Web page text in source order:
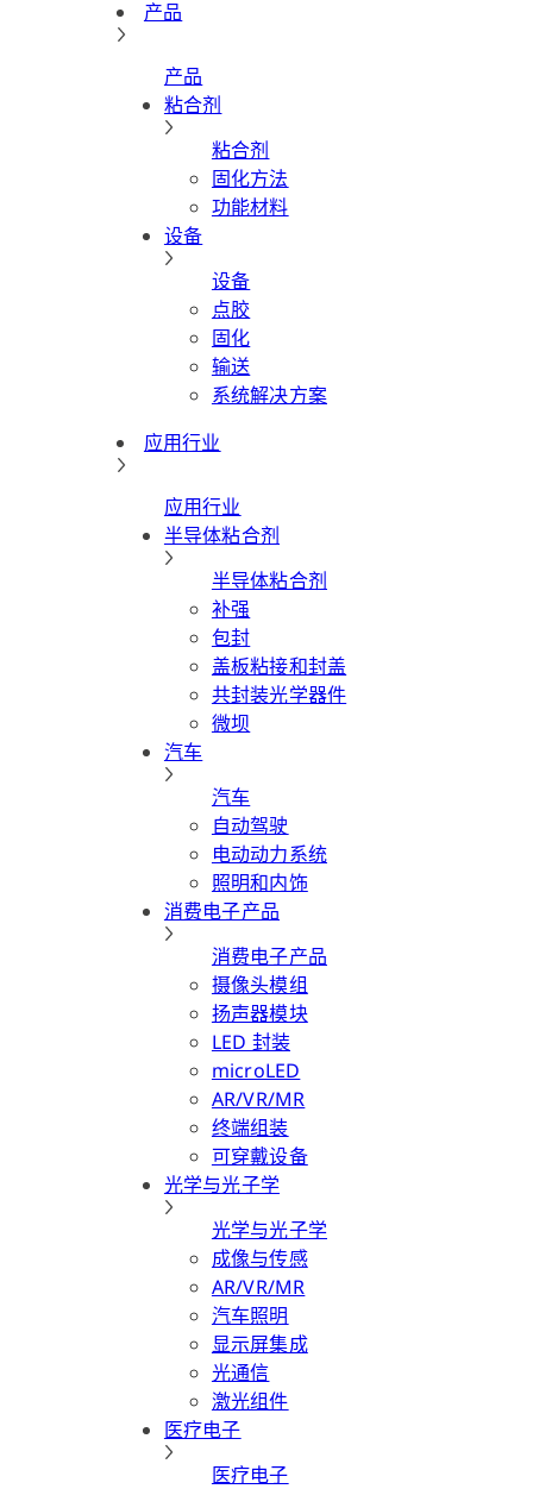
产品
产品
粘合剂
粘合剂
固化方法
功能材料
设备
设备
点胶
固化
输送
系统解决方案
应用行业
应用行业
半导体粘合剂
半导体粘合剂
补强
包封
盖板粘接和封盖
共封装光学器件
微坝
汽车
汽车
自动驾驶
电动动力系统
照明和内饰
消费电子产品
消费电子产品
摄像头模组
扬声器模块
LED 封装
microLED
AR/VR/MR
终端组装
可穿戴设备
光学与光子学
光学与光子学
成像与传感
AR/VR/MR
汽车照明
显示屏集成
光通信
激光组件
医疗电子
医疗电子